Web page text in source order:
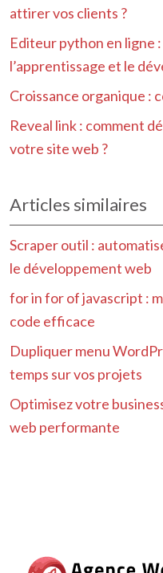
attirer vos clients ?
Editeur python en ligne
l’apprentissage et le
Croissance organique :
Reveal link : comment
votre site web ?
Articles similaires
Scraper outil :
le développement web
for in for of javascript :
code efficace
Dupliquer menu
temps sur vos projets
Optimisez votre
web performante